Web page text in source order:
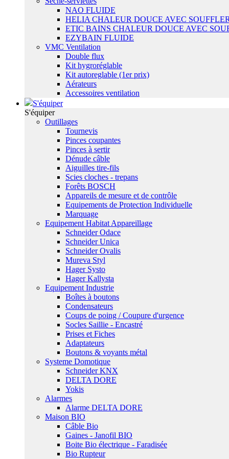
NAO FLUIDE
HELIA CHALEUR DOUCE AVEC
ETIC BAINS CHALEUR DOUCE AVEC
EZYBAIN FLUIDE
VMC Ventilation
Double flux
Kit hygroréglable
Kit autoreglable (1er prix)
Aérateurs
Accessoires ventilation
S'équiper
S'équiper
Outillages
Tournevis
Pinces coupantes
Pinces à sertir
Dénude câble
Aiguilles tire-fils
Scies cloches - trepans
Forêts BOSCH
Appareils de mesure et de contrôle
Equipements de Protection Individuelle
Marquage
Equipement Habitat Appareillage
Schneider Odace
Schneider Unica
Schneider Ovalis
Mureva Styl
Hager Systo
Hager Kallysta
Equipement Industrie
Boîtes à boutons
Condensateurs
Coups de poing / Coupure d'urgence
Socles Saillie - Encastré
Prises et Fiches
Adaptateurs
Boutons & voyants métal
Systeme Domotique
Schneider KNX
DELTA DORE
Yokis
Alarmes
Alarme DELTA DORE
Maison BIO
Câble Bio
Gaines - Janofil BIO
Boite Bio électrique - Faradisée
Bio Rupteur